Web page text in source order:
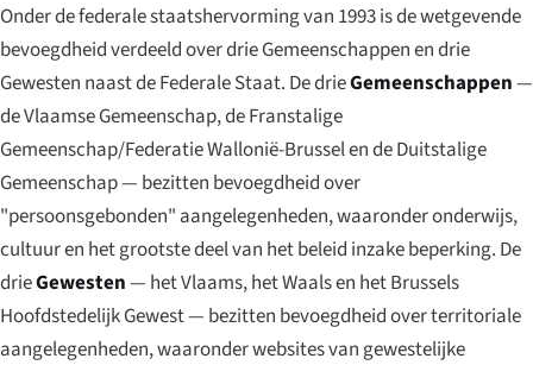
Onder de federale staatshervorming van 1993 is de wetgevende
bevoegdheid verdeeld over drie Gemeenschappen en drie
Gewesten naast de Federale Staat. De drieGemeenschappen—
de Vlaamse Gemeenschap, de Franstalige
Gemeenschap/Federatie Wallonië-Brussel en de Duitstalige
Gemeenschap — bezitten bevoegdheid over
"persoonsgebonden" aangelegenheden, waaronder onderwijs,
cultuur en het grootste deel van het beleid inzake beperking. De
drieGewesten— het Vlaams, het Waals en het Brussels
Hoofdstedelijk Gewest — bezitten bevoegdheid over territoriale
aangelegenheden, waaronder websites van gewestelijke